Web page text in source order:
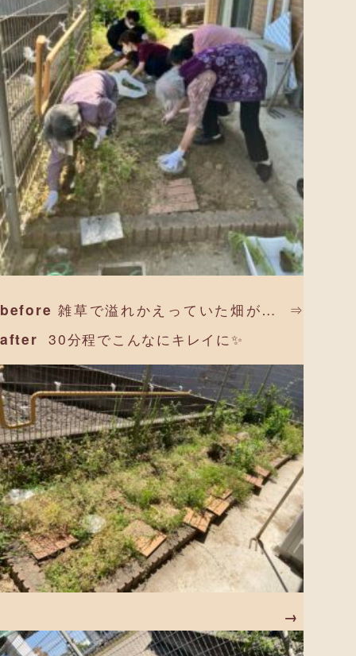
before 雑草で溢れかえっていた畑が… ⇒
after 30分程でこんなにキレイに✨
→